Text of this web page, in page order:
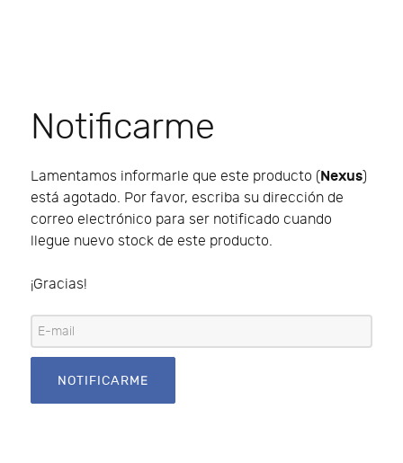
Notificarme
Lamentamos informarle que este producto (Nexus)
está agotado. Por favor, escriba su dirección de
correo electrónico para ser notificado cuando
llegue nuevo stock de este producto.
¡Gracias!